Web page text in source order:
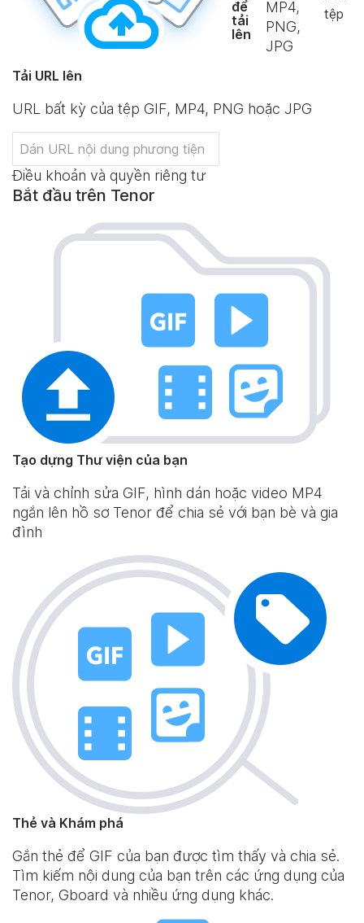
để
tải
lên
MP4,
PNG,
JPG
tệp
Tải URL lên
URL bất kỳ của tệp GIF, MP4, PNG hoặc JPG
Điều khoản và quyền riêng tư
Bắt đầu trên Tenor
Tạo dựng Thư viện của bạn
Tải và chỉnh sửa GIF, hình dán hoặc video MP4
ngắn lên hồ sơ Tenor để chia sẻ với bạn bè và gia
đình
Thẻ và Khám phá
Gắn thẻ để GIF của bạn được tìm thấy và chia sẻ.
Tìm kiếm nội dung của bạn trên các ứng dụng của
Tenor, Gboard và nhiều ứng dụng khác.